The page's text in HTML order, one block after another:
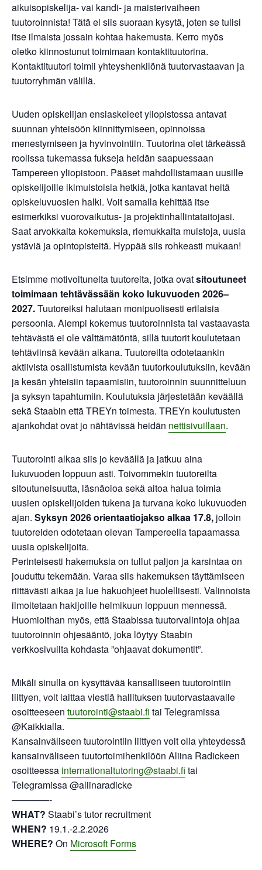
aikuisopiskelija- vai kandi- ja maisterivaiheen
tuutoroinnista! Tätä ei siis suoraan kysytä, joten se tulisi
itse ilmaista jossain kohtaa hakemusta. Kerro myös
oletko kiinnostunut toimimaan kontaktituutorina.
Kontaktituutori toimii yhteyshenkilönä tuutorvastaavan ja
tuutorryhmän välillä.
Uuden opiskelijan ensiaskeleet yliopistossa antavat
suunnan yhteisöön kiinnittymiseen, opinnoissa
menestymiseen ja hyvinvointiin. Tuutorina olet tärkeässä
roolissa tukemassa fukseja heidän saapuessaan
Tampereen yliopistoon. Pääset mahdollistamaan uusille
opiskelijoille ikimuistoisia hetkiä, jotka kantavat heitä
opiskeluvuosien halki. Voit samalla kehittää itse
esimerkiksi vuorovaikutus- ja projektinhallintataitojasi.
Saat arvokkaita kokemuksia, riemukkaita muistoja, uusia
ystäviä ja opintopisteitä. Hyppää siis rohkeasti mukaan!
Etsimme motivoituneita tuutoreita, jotka ovatsitoutuneet
toimimaan tehtävässään koko lukuvuoden 2026–
2027.Tuutoreiksi halutaan monipuolisesti erilaisia
persoonia. Aiempi kokemus tuutoroinnista tai vastaavasta
tehtävästä ei ole välttämätöntä, sillä tuutorit koulutetaan
tehtäviinsä kevään aikana. Tuutoreilta odotetaankin
aktiivista osallistumista kevään tuutorkoulutuksiin, kevään
ja kesän yhteisiin tapaamisiin, tuutoroinnin suunnitteluun
ja syksyn tapahtumiin. Koulutuksia järjestetään keväällä
sekä Staabin että TREYn toimesta. TREYn koulutusten
ajankohdat ovat jo nähtävissä heidän nettisivuillaan.
Tuutorointi alkaa siis jo keväällä ja jatkuu aina
lukuvuoden loppuun asti. Toivommekin tuutoreilta
sitoutuneisuutta, läsnäoloa sekä aitoa halua toimia
uusien opiskelijoiden tukena ja turvana koko lukuvuoden
ajan. Syksyn 2026 orientaatiojakso alkaa 17.8, jolloin
tuutoreiden odotetaan olevan Tampereella tapaamassa
uusia opiskelijoita.
Perinteisesti hakemuksia on tullut paljon ja karsintaa on
jouduttu tekemään. Varaa siis hakemuksen täyttämiseen
riittävästi aikaa ja lue hakuohjeet huolellisesti. Valinnoista
ilmoitetaan hakijoille helmikuun loppuun mennessä.
Huomioithan myös, että Staabissa tuutorvalintoja ohjaa
tuutoroinnin ohjesääntö, joka löytyy Staabin
verkkosivuilta kohdasta ”ohjaavat dokumentit”.
Mikäli sinulla on kysyttävää kansalliseen tuutorointiin
liittyen, voit laittaa viestiä hallituksen tuutorvastaavalle
osoitteeseen tuutorointi@staabi.fi tai Telegramissa
@Kaikkialla.
Kansainväliseen tuutorointiin liittyen voit olla yhteydessä
kansainväliseen tuutortoimihenkilöön Aliina Radickeen
osoitteessa internationaltutoring@staabi.fi tai
Telegramissa @aliinaradicke
————-
WHAT? Staabi’s tutor recruitment
WHEN? 19.1.-2.2.2026
WHERE? On Microsoft Forms